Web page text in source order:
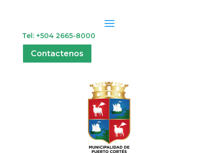
Tel: +504 2665-8000
Contactenos